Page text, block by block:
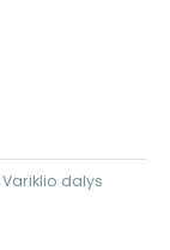
Variklio dalys